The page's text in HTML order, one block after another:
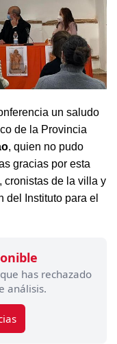
un saludo
de la Provincia
, quien no pudo
gracias por esta
cronistas de la villa y
del Instituto para el
has rechazado
análisis.